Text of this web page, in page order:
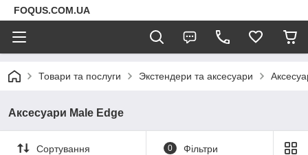
FOQUS.COM.UA
Товари та послуги Экстендери та аксесуари
Аксесуари Male Edge
Сортування 0 Фільтри